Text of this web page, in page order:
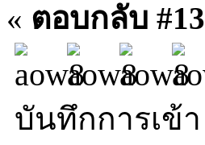
« ตอบกลับ
บันทึกการเข้า